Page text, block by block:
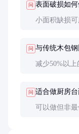
问 表面破损如何
小面积缺损
问 与传统木包
减少50%以
问 适合做厨房台
可以做但非